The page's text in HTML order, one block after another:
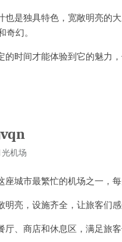
是独具特色，宽敞明亮的大
幻。
时间才能体验到它的魅力，
机场
城市最繁忙的机场之一，每
亮，设施齐全，让旅客们感
、商店和休息区，满足旅客